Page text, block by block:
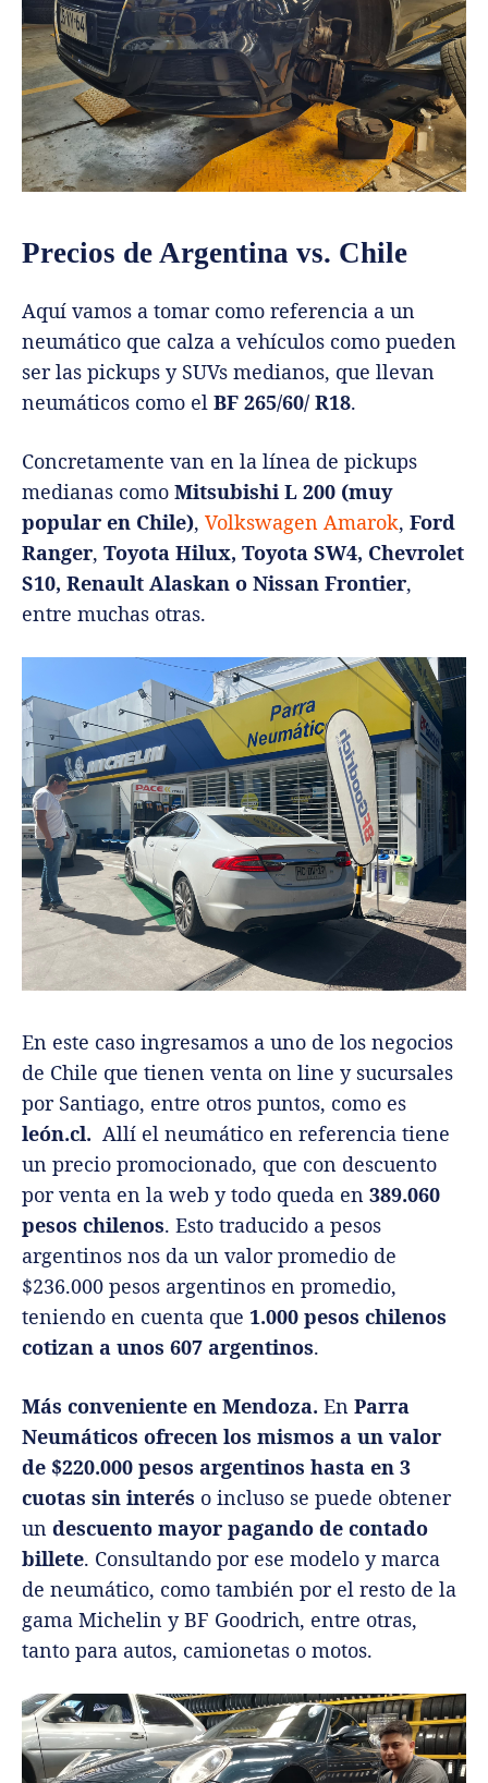
Precios de Argentina vs. Chile
Aquí vamos a tomar como referencia a un
neumático que calza a vehículos como pueden
ser las pickups y SUVs medianos, que llevan
neumáticos como el BF 265/60/ R18.
Concretamente van en la línea de pickups
medianas como Mitsubishi L 200 (muy
popular en Chile), Volkswagen Amarok, Ford
Ranger, Toyota Hilux, Toyota SW4, Chevrolet
S10, Renault Alaskan o Nissan Frontier,
entre muchas otras.
En este caso ingresamos a uno de los negocios
de Chile que tienen venta on line y sucursales
por Santiago, entre otros puntos, como es
león.cl. Allí el neumático en referencia tiene
un precio promocionado, que con descuento
por venta en la web y todo queda en 389.060
pesos chilenos. Esto traducido a pesos
argentinos nos da un valor promedio de
$236.000 pesos argentinos en promedio,
teniendo en cuenta que 1.000 pesos chilenos
cotizan a unos 607 argentinos.
Más conveniente en Mendoza. En Parra
Neumáticos ofrecen los mismos a un valor
de $220.000 pesos argentinos hasta en 3
cuotas sin interés o incluso se puede obtener
un descuento mayor pagando de contado
billete. Consultando por ese modelo y marca
de neumático, como también por el resto de la
gama Michelin y BF Goodrich, entre otras,
tanto para autos, camionetas o motos.